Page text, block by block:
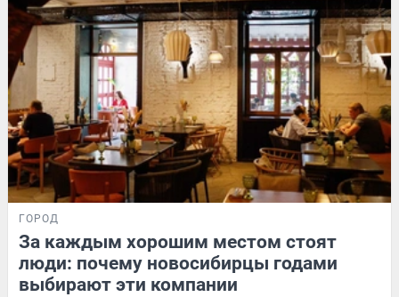
ГОРОД
За каждым хорошим местом стоят
люди: почему новосибирцы годами
выбирают эти компании